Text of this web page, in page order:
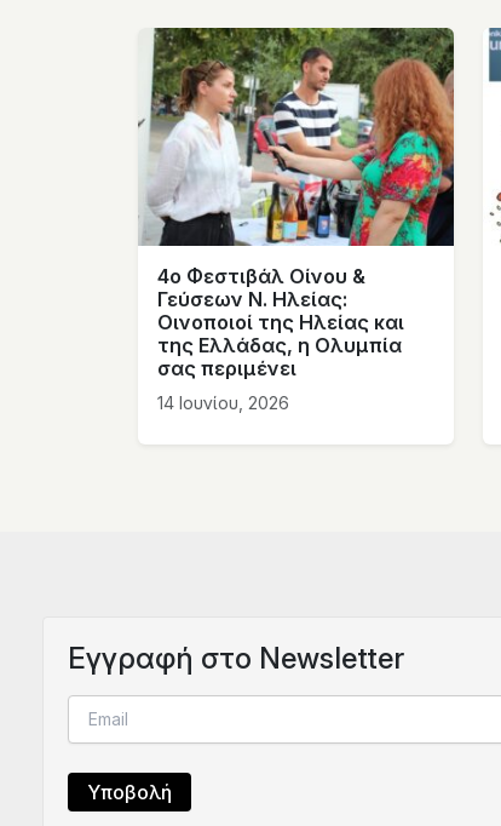
4ο Φεστιβάλ Οίνου &
Γεύσεων Ν. Ηλείας:
Οινοποιοί της Ηλείας και
της Ελλάδας, η Ολυμπία
σας περιμένει
14 Ιουνίου, 2026
Eγγραφή στο Newsletter